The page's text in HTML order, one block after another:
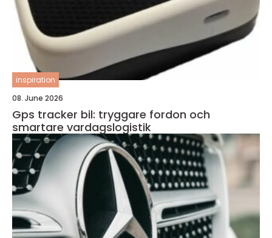
inspiration
08. June 2026
Gps tracker bil: tryggare fordon och
smartare vardagslogistik